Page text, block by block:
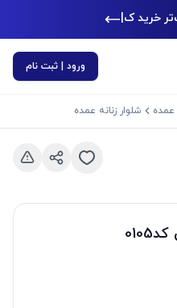
خرید کن |
ورود | ثبت نام
عمده شلوار زنانه عمده